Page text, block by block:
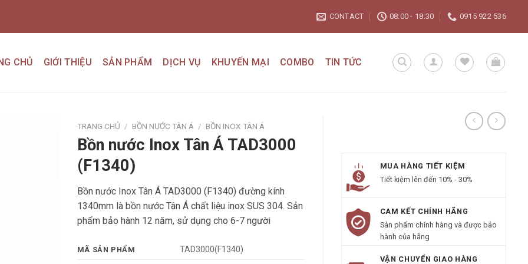
CONTACT 08:00 - 18:30 0915 922 536
CHỦ GIỚI THIỆU SẢN PHẨM DỊCH VỤ KHUYẾN MẠI COMBO TIN TỨC
TRANG CHỦ / BỒN NƯỚC TÂN Á / BỒN INOX TÂN Á
Bồn nước Inox Tân Á TAD3000
(F1340)
Bồn nước Inox Tân Á TAD3000 (F1340) đường kính
1340mm là bồn nước Tân Á chất liệu inox SUS 304. Sản
phẩm bảo hành 12 năm, sử dụng cho 6-7 người
MÃ SẢN PHẨM TAD3000(F1340)
MUA HÀNG TIẾT KIỆM
Tiết kiệm lên đến 10% - 30%
CAM KẾT CHÍNH HÃNG
Sản phẩm chính hàng và được bảo
hành của hãng
VẬN CHUYỂN GIAO HÀNG